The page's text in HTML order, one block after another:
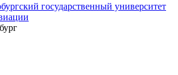
государственный университет